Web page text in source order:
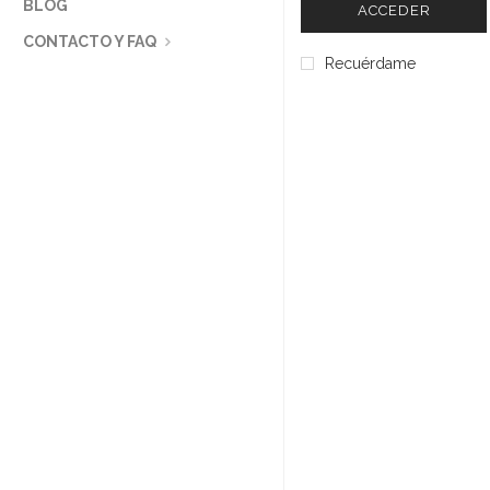
BLOG
CONTACTO Y FAQ
ACCEDER
Recuérdame